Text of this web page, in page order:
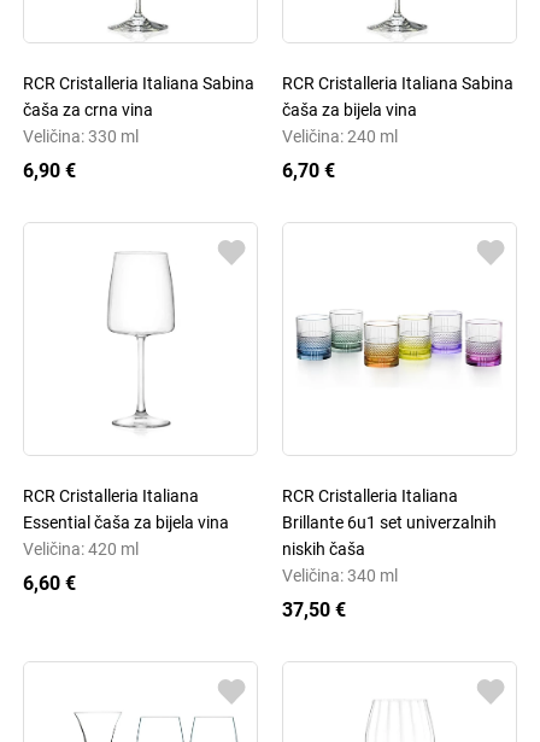
RCR Cristalleria Italiana Sabina
čaša za crna vina
Veličina: 330 ml
6,90 €
RCR Cristalleria Italiana Sabina
čaša za bijela vina
Veličina: 240 ml
6,70 €
RCR Cristalleria Italiana
Essential čaša za bijela vina
Veličina: 420 ml
6,60 €
RCR Cristalleria Italiana
Brillante 6u1 set univerzalnih
niskih čaša
Veličina: 340 ml
37,50 €